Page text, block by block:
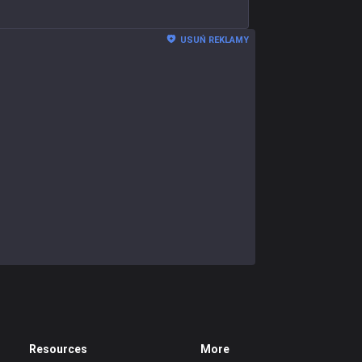
USUŃ REKLAMY
Resources More